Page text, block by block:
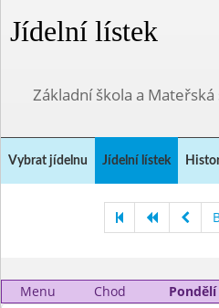
Jídelní lístek
Základní škola a
Vybrat jídelnu Jídelní lístek
Menu Chod Pondělí